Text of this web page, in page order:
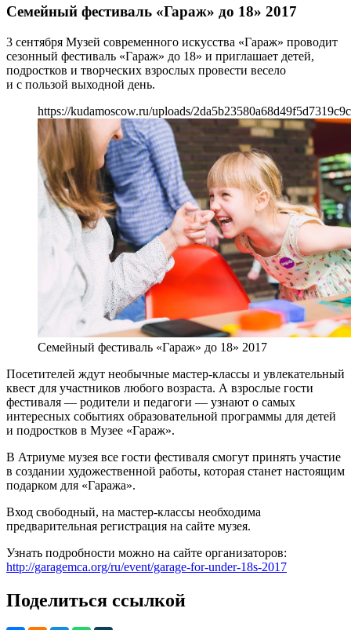
Семейный фестиваль «Гараж» до 18» 2017
3 сентября Музей современного искусства «Гараж» проводит
сезонный фестиваль «Гараж» до 18» и приглашает детей,
подростков и творческих взрослых провести весело
и с пользой выходной день.
https://kudamoscow.ru/uploads/
Семейный фестиваль «Гараж» до 18» 2017
Посетителей ждут необычные мастер-классы и увлекательный
квест для участников любого возраста. А взрослые гости
фестиваля — родители и педагоги — узнают о самых
интересных событиях образовательной программы для детей
и подростков в Музее «Гараж».
В Атриуме музея все гости фестиваля смогут принять участие
в создании художественной работы, которая станет настоящим
подарком для «Гаража».
Вход свободный, на мастер-классы необходима
предварительная регистрация на сайте музея.
Узнать подробности можно на сайте организаторов:
http://garagemca.org/ru/event/garage-for-under-18s-2017
Поделиться ссылкой